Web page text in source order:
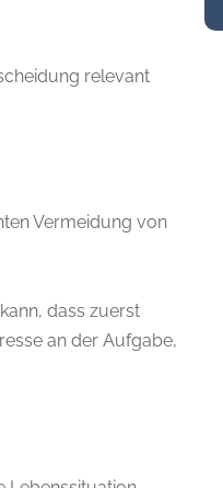
relevant
Vermeidung von
dass zuerst
an der Aufgabe,